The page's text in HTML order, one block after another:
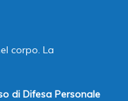
corpo. La
di Difesa Personale